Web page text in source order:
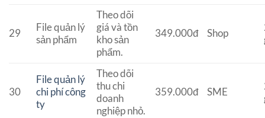
29
File quản lý
sản phẩm
Theo dõi
giá và tồn
kho sản
phẩm.
349.000đ Shop
30
File quản lý
chi phí công
ty
Theo dõi
thu chi
doanh
nghiệp nhỏ.
359.000đ SME